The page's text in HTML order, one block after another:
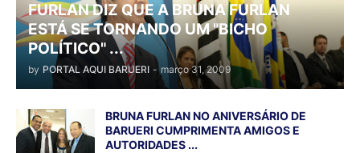
FURLAN DIZ QUE A BRUNA FURLAN
ESTÁ SE TORNANDO UM "BICHO
POLÍTICO" ...
by PORTAL AQUI BARUERI - março 31, 2009
BRUNA FURLAN NO ANIVERSÁRIO DE
BARUERI CUMPRIMENTA AMIGOS E
AUTORIDADES ...